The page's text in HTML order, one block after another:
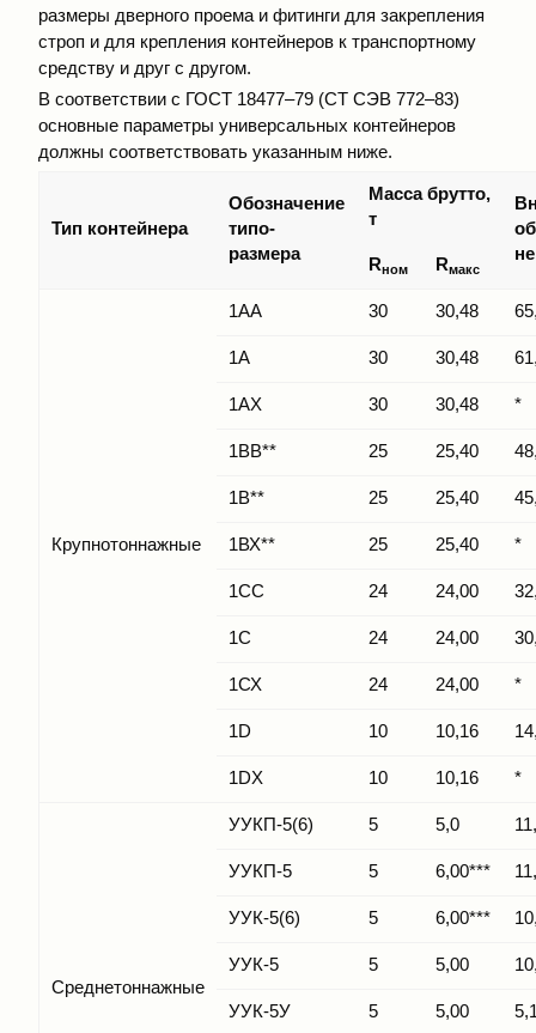
размеры дверного проема и фитинги для закрепления
строп и для крепления контейнеров к транспортному
средству и друг с другом.
В соответствии с ГОСТ 18477–79 (СТ СЭВ 772–83)
основные параметры универсальных контейнеров
должны соответствовать указанным ниже.
Тип контейнера
Обозначение
типо-
размера
Масса брутто,
т
Rном Rмакс
Крупнотоннажные
1АА 30 30,48
1А 30 30,48
1АХ 30 30,48 *
1ВВ** 25 25,40
1В** 25 25,40
1ВХ** 25 25,40 *
1СС 24 24,00
1C 24 24,00
1СХ 24 24,00 *
1D 10 10,16
1DX 10 10,16 *
Среднетоннажные
УУКП-5(6) 5 5,0
УУКП-5 5 6,00***
УУК-5(6) 5 6,00***
УУК-5 5 5,00
УУК-5У 5 5,00